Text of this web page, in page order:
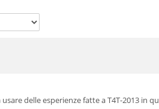
delle esperienze fatte a T4T-2013